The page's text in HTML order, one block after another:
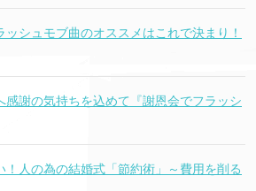
ッシュモブ曲のオススメはこれで決まり！
感謝の気持ちを込めて『謝恩会でフラッシ
！人の為の結婚式「節約術」～費用を削る